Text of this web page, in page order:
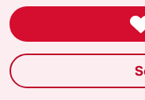
ergreifen, um in
schwerwiegende
Grundrechte zu
Gig-Worker
In Deutschland